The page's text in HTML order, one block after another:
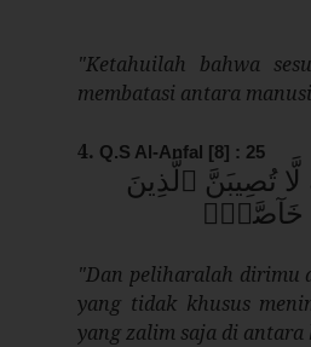
"Ketahuilah bahwa
membatasi antara
4. Q.S Al-Anfal [8] : 25
تُصِيبَنَّ ٱلَّذِينَ
خَآصَّةٗۖ
"Dan peliharalah dirimu
yang tidak khusus
yang zalim saja di antara